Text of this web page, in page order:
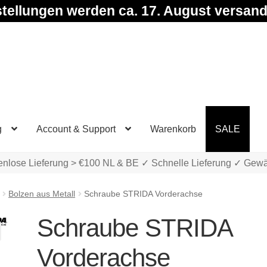
werden ca. 17. August
Account & Support Warenkorb SALE
Lieferung > €100 NL & BE ✓ Schnelle Lieferung ✓
Bolzen aus Metall Schraube STRIDA Vorderachse
Schraube STRIDA
Vorderachse